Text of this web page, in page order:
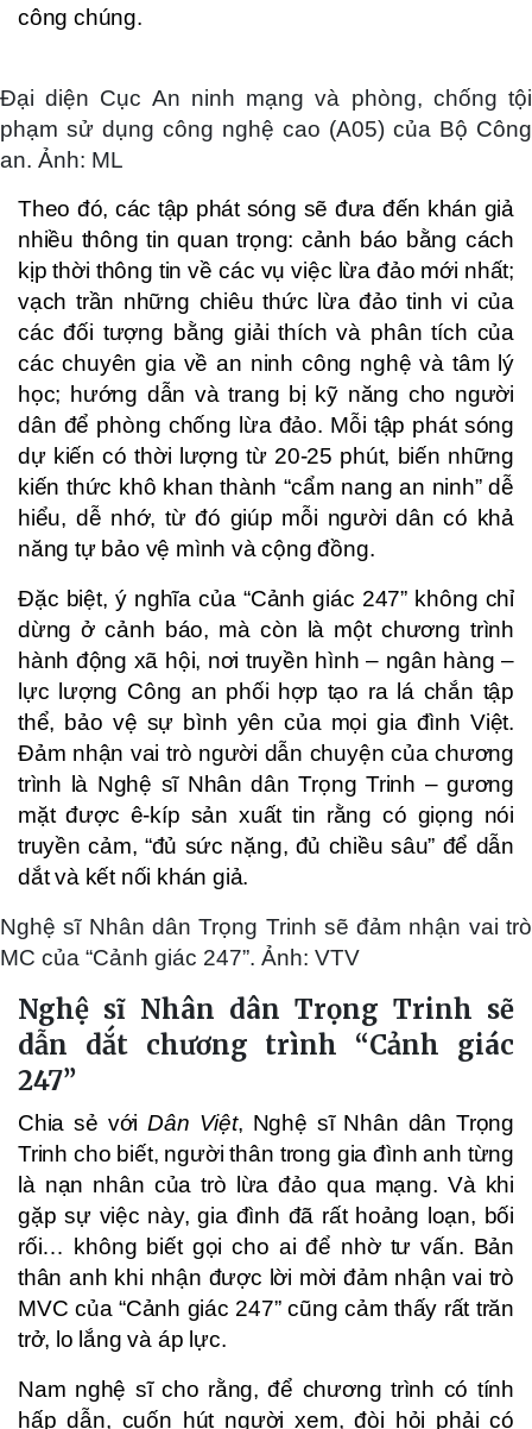
công chúng.
Đại diện Cục An ninh mạng và phòng, chống tội
phạm sử dụng công nghệ cao (A05) của Bộ Công
an. Ảnh: ML
Theo đó, các tập phát sóng sẽ đưa đến khán giả
nhiều thông tin quan trọng: cảnh báo bằng cách
kịp thời thông tin về các vụ việc lừa đảo mới nhất;
vạch trần những chiêu thức lừa đảo tinh vi của
các đối tượng bằng giải thích và phân tích của
các chuyên gia về an ninh công nghệ và tâm lý
học; hướng dẫn và trang bị kỹ năng cho người
dân để phòng chống lừa đảo. Mỗi tập phát sóng
dự kiến có thời lượng từ 20-25 phút, biến những
kiến thức khô khan thành “cẩm nang an ninh” dễ
hiểu, dễ nhớ, từ đó giúp mỗi người dân có khả
năng tự bảo vệ mình và cộng đồng.
Đặc biệt, ý nghĩa của “Cảnh giác 247” không chỉ
dừng ở cảnh báo, mà còn là một chương trình
hành động xã hội, nơi truyền hình – ngân hàng –
lực lượng Công an phối hợp tạo ra lá chắn tập
thể, bảo vệ sự bình yên của mọi gia đình Việt.
Đảm nhận vai trò người dẫn chuyện của chương
trình là Nghệ sĩ Nhân dân Trọng Trinh – gương
mặt được ê-kíp sản xuất tin rằng có giọng nói
truyền cảm, “đủ sức nặng, đủ chiều sâu” để dẫn
dắt và kết nối khán giả.
Nghệ sĩ Nhân dân Trọng Trinh sẽ đảm nhận vai trò
MC của “Cảnh giác 247”. Ảnh: VTV
Nghệ sĩ Nhân dân Trọng Trinh sẽ
dẫn dắt chương trình “Cảnh giác
247”
Chia sẻ vớiDân Việt, Nghệ sĩ Nhân dân Trọng
Trinh cho biết, người thân trong gia đình anh từng
là nạn nhân của trò lừa đảo qua mạng. Và khi
gặp sự việc này, gia đình đã rất hoảng loạn, bối
rối… không biết gọi cho ai để nhờ tư vấn. Bản
thân anh khi nhận được lời mời đảm nhận vai trò
MVC của “Cảnh giác 247” cũng cảm thấy rất trăn
trở, lo lắng và áp lực.
Nam nghệ sĩ cho rằng, để chương trình có tính
hấp dẫn, cuốn hút người xem, đòi hỏi phải có